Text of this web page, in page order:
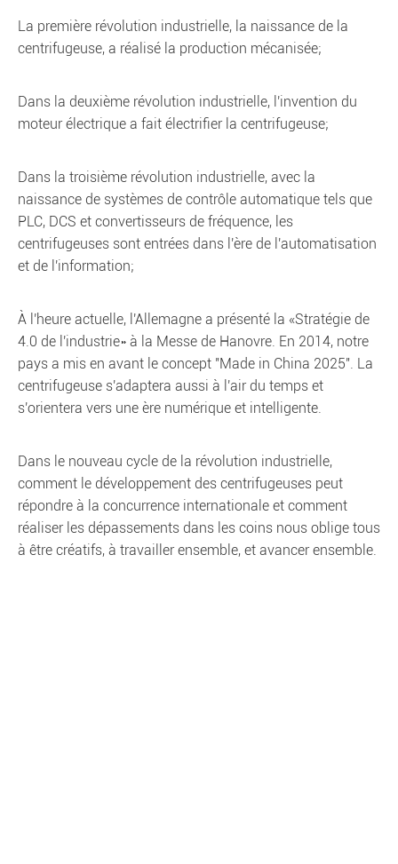
La première révolution industrielle, la naissance de la
centrifugeuse, a réalisé la production mécanisée;
Dans la deuxième révolution industrielle, l'invention du
moteur électrique a fait électrifier la centrifugeuse;
Dans la troisième révolution industrielle, avec la
naissance de systèmes de contrôle automatique tels que
PLC, DCS et convertisseurs de fréquence, les
centrifugeuses sont entrées dans l'ère de l'automatisation
et de l'information;
À l'heure actuelle, l'Allemagne a présenté la «Stratégie de
4.0 de l'industrie» à la Messe de Hanovre. En 2014, notre
pays a mis en avant le concept "Made in China 2025". La
centrifugeuse s'adaptera aussi à l'air du temps et
s'orientera vers une ère numérique et intelligente.
Dans le nouveau cycle de la révolution industrielle,
comment le développement des centrifugeuses peut
répondre à la concurrence internationale et comment
réaliser les dépassements dans les coins nous oblige tous
à être créatifs, à travailler ensemble, et avancer ensemble.